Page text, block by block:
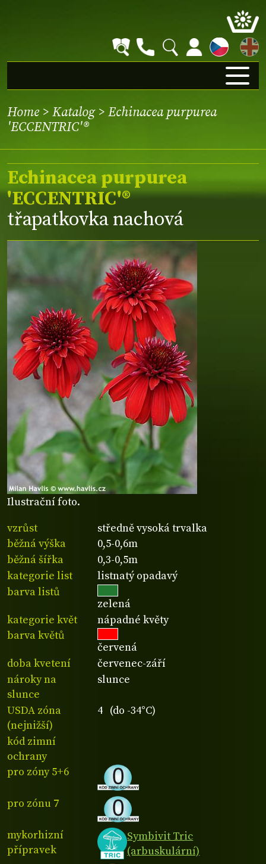
EN
Home > Katalog> Echinacea purpurea
'ECCENTRIC'®
Ilustrační foto.
Echinacea purpurea
'ECCENTRIC'®
třapatkovka nachová
vzrůst
středně vysoká trvalka
běžná výška
0,5-0,6m
běžná šířka
0,3-0,5m
kategorie list
listnatý opadavý
barva listů
zelená
kategorie květ
nápadné květy
barva květů
červená
doba kvetení
červenec-září
nároky na
slunce
slunce
USDA zóna
(nejnižší)
4 (do -34°C)
kód zimní
ochrany
pro zóny 5+6
pro zónu 7
mykorhizní
přípravek
Symbivit Tric
(arbuskulární)